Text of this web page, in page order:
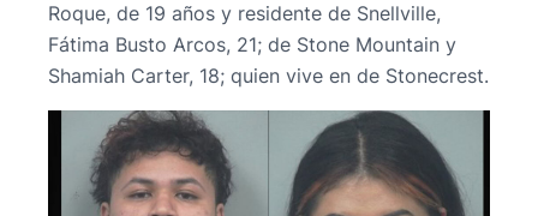
Roque, de 19 años y residente de Snellville,
Fátima Busto Arcos, 21; de Stone Mountain y
Shamiah Carter, 18; quien vive en de Stonecrest.